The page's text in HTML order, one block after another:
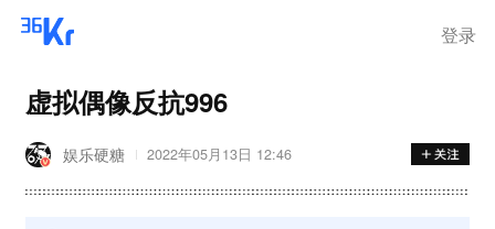
登录
虚拟偶像反抗996
娱乐硬糖 2022年05月13日 12:46